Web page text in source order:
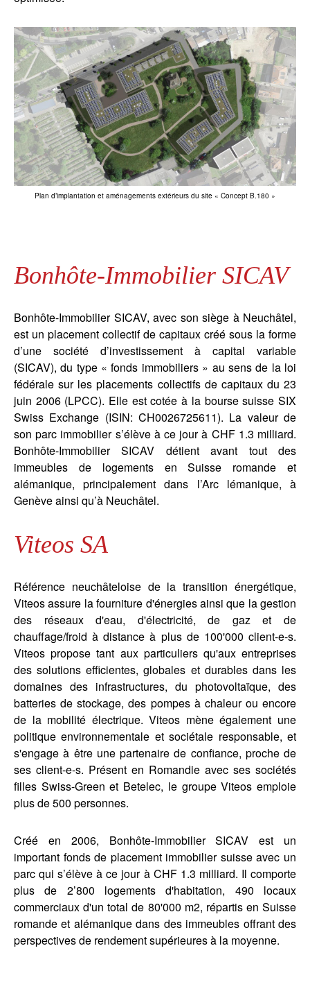
Plan d’implantation et aménagements extérieurs du site « Concept B.180 »
Bonhôte-Immobilier SICAV
Bonhôte-Immobilier SICAV, avec son siège à Neuchâtel,
est un placement collectif de capitaux créé sous la forme
d’une société d’investissement à capital variable
(SICAV), du type « fonds immobiliers » au sens de la loi
fédérale sur les placements collectifs de capitaux du 23
juin 2006 (LPCC). Elle est cotée à la bourse suisse SIX
Swiss Exchange (ISIN: CH0026725611). La valeur de
son parc immobilier s’élève à ce jour à CHF 1.3 milliard.
Bonhôte-Immobilier SICAV détient avant tout des
immeubles de logements en Suisse romande et
alémanique, principalement dans l’Arc lémanique, à
Genève ainsi qu’à Neuchâtel.
Viteos SA
Référence neuchâteloise de la transition énergétique,
Viteos assure la fourniture d'énergies ainsi que la gestion
des réseaux d'eau, d'électricité, de gaz et de
chauffage/froid à distance à plus de 100'000 client-e-s.
Viteos propose tant aux particuliers qu'aux entreprises
des solutions efficientes, globales et durables dans les
domaines des infrastructures, du photovoltaïque, des
batteries de stockage, des pompes à chaleur ou encore
de la mobilité électrique. Viteos mène également une
politique environnementale et sociétale responsable, et
s'engage à être une partenaire de confiance, proche de
ses client-e-s. Présent en Romandie avec ses sociétés
filles Swiss-Green et Betelec, le groupe Viteos emploie
plus de 500 personnes.
Créé en 2006, Bonhôte-Immobilier SICAV est un
important fonds de placement immobilier suisse avec un
parc qui s’élève à ce jour à CHF 1.3 milliard. Il comporte
plus de 2’800 logements d'habitation, 490 locaux
commerciaux d'un total de 80'000 m2, répartis en Suisse
romande et alémanique dans des immeubles offrant des
perspectives de rendement supérieures à la moyenne.